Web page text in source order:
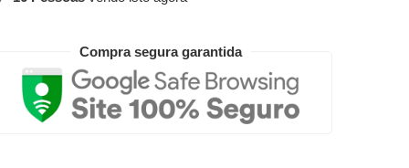
Compra segura garantida